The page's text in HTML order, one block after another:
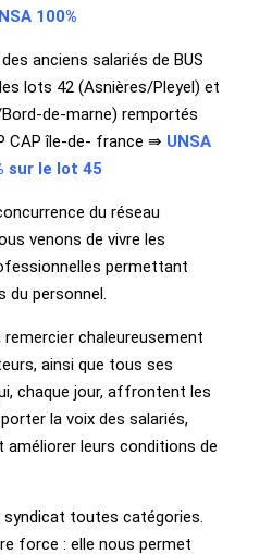
100%
anciens salariés de BUS
lots 42 (Asnières/Pleyel) et
de-marne) remportés
CAP île-de- france ⇛ UNSA
sur le lot 45
du réseau
venons de vivre les
permettant
du personnel.
chaleureusement
ainsi que tous ses
chaque jour, affrontent les
la voix des salariés,
leurs conditions de
toutes catégories.
force : elle nous permet